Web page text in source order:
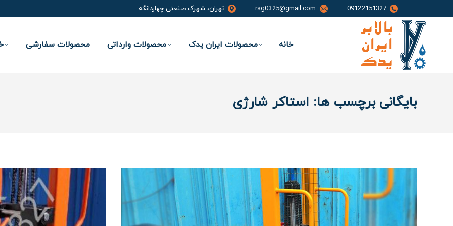
09122151327
rsg0325@gmail.com تهران، شهرک صنعتی چهاردانگه
خانه محصولات ایران یدک محصولات وارداتی محصولات سفارشی
بایگانی برچسب ها: استاکر شارژی